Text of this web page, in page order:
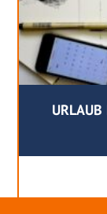
URLAUB